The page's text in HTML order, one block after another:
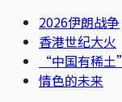
2026伊朗战争
香港世纪大火
“中国有稀土”
情色的未来